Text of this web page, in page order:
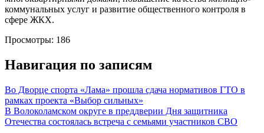
коммунальных услуг и развитие общественного контроля в
сфере ЖКХ.
Просмотры: 186
Навигация по записям
Во Дворце спорта «Лама» прошла сдача нормативов ГТО в
рамках проекта «Выбор сильных»
В Волоколамском округе в преддверии Дня защитника
Отечества состоялась встреча с семьями участников СВО